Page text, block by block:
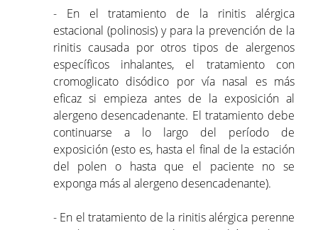
- En el tratamiento de la rinitis alérgica
estacional (polinosis) y para la prevención de la
rinitis causada por otros tipos de alergenos
específicos inhalantes, el tratamiento con
cromoglicato disódico por vía nasal es más
eficaz si empieza antes de la exposición al
alergeno desencadenante. El tratamiento debe
continuarse a lo largo del período de
exposición (esto es, hasta el final de la estación
del polen o hasta que el paciente no se
exponga más al alergeno desencadenante).
- En el tratamiento de la rinitis alérgica perenne